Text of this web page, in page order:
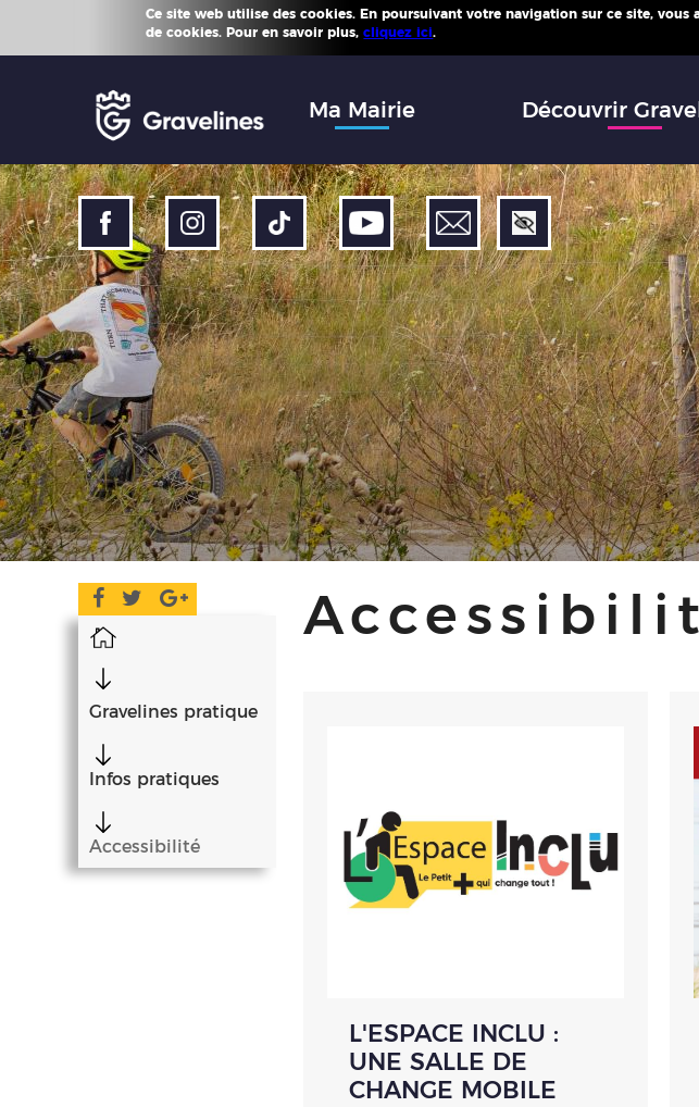
Ce site web utilise des cookies. En poursuivant votre navigation sur ce site,
de cookies. Pour en savoir plus,cliquez ici.
Ma Mairie Découvrir
Accueil
Gravelines pratique
Infos pratiques
Accessibilité
L'ESPACE INCLU :
UNE SALLE DE
CHANGE MOBILE